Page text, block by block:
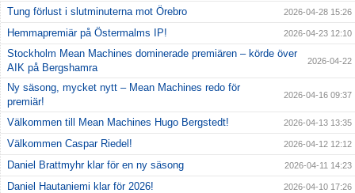
Tung förlust i slutminuterna mot Örebro 2026-04-28 15:26
Hemmapremiär på Östermalms IP! 2026-04-23 12:10
Stockholm Mean Machines dominerade premiären – körde över
AIK på Bergshamra
2026-04-22
Ny säsong, mycket nytt – Mean Machines redo för
premiär!
2026-04-16 09:37
Välkommen till Mean Machines Hugo Bergstedt! 2026-04-13 13:35
Välkommen Caspar Riedel! 2026-04-12 12:12
Daniel Brattmyhr klar för en ny säsong 2026-04-11 14:23
Daniel Hautaniemi klar för 2026! 2026-04-10 17:26